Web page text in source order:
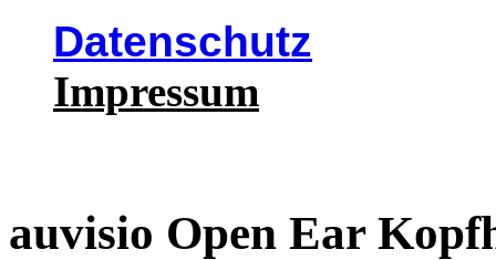
Datenschutz
Impressum
auvisio Open Ear